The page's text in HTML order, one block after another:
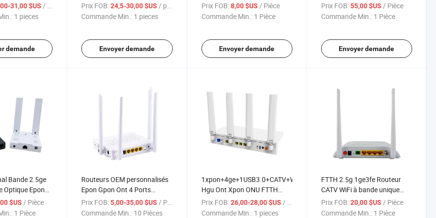
Double Bande
Xpon
31,00 $US / pieces
1 pieces
demande
Prix FOB: 24,5-30,00 $US/ pieces
Commande Min.: 1 pieces
Envoyer demande
Epon ONU 5GHz Routeur Fo
Télévision Vendeur Vérifié
Prix FOB: 8,00 $US / Pièce
Commande Min.: 1 Pièce
Envoyer demande
Commutateur Fibre Optique
Extenseur
Prix FOB: 55,00 $US / Pièce
Commande Min.: 1 Pièce
Envoyer demande
Bande 2.5ge
Optique Epon
1 Port Gigabit
WiFi
$US / Pièce
1 Pièce
Routeurs OEM personnalisés
Epon Gpon Ont 4 Ports
Double Bande 2.4G 5 G 4ge
1pots 1USB Xpon Hgu Onus
Prix FOB: 5,00-35,00 $US / Pièce
Commande Min.: 10 Pièces
1xpon+4ge+1USB3.0+CATV+WiFi6
Hgu Ont Xpon ONU FTTH
Fibre Maison ONU
Prix FOB: 26,00-28,00 $US / pieces
Commande Min.: 1 pieces
FTTH 2.5g 1ge3fe Routeur
CATV WiFi à bande unique
antenne double mode Xpon
Gpon Epon Ont ONU pour
Prix FOB: 20,00 $US / Pièce
Commande Min.: 1 Pièce